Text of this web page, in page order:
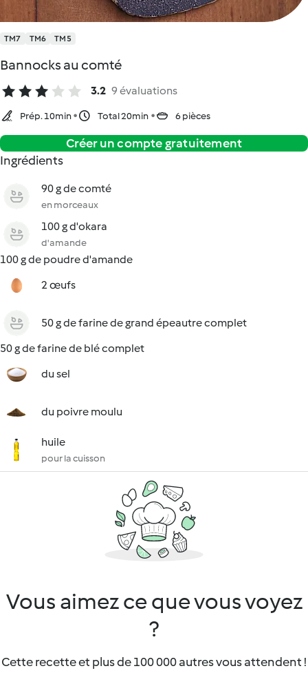
TM7 TM6 TM5
Bannocks au comté
3.2 9 évaluations
Prép. 10min Total 20min 6 pièces
Créer un compte gratuitement
Ingrédients
90 g de comté
en morceaux
100 g d'okara
d'amande
100 g de poudre d'amande
2 œufs
50 g de farine de grand épeautre complet
50 g de farine de blé complet
du sel
du poivre moulu
huile
pour la cuisson
Vous aimez ce que vous voyez
?
Cette recette et plus de 100 000 autres vous attendent !